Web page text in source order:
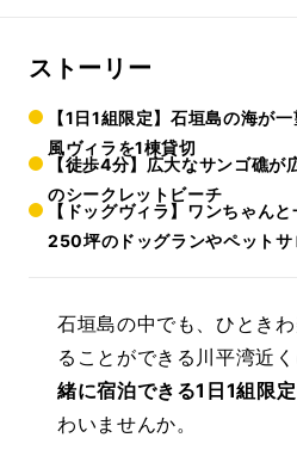
ストーリー
【1日1組限定】石垣島の海が
風ヴィラを1棟貸切
【徒歩4分】広大なサンゴ礁
のシークレットビーチ
【ドッグヴィラ】ワンちゃん
250坪のドッグランやペットサ
石垣島の中でも、ひとき
ることができる川平湾近く
緒に宿泊できる1日1組限
わいませんか。